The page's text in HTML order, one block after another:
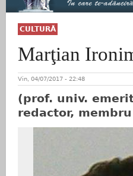
CULTURĂ
Marţian
Vin, 04/07/2017 - 22:48
(prof. univ.
redactor,